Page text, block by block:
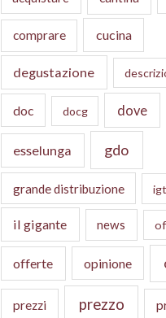
comprare cucina
degustazione
doc docg dove
esselunga gdo
grande distribuzione igt
il gigante news
offerte opinione
prezzi prezzo